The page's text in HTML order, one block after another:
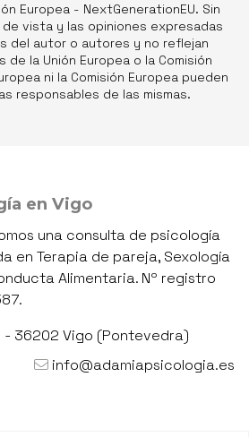
Europea - NextGenerationEU. Sin
vista y las opiniones expresadas
del autor o autores y no reflejan
de la Unión Europea o la Comisión
ni la Comisión Europea pueden
responsables de las mismas.
en Vigo
una consulta de psicología
en Terapia de pareja, Sexología
Alimentaria. Nº registro
- 36202 Vigo (Pontevedra)
info@adamiapsicologia.es